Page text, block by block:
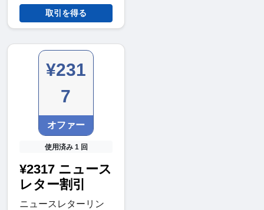
取引を得る
¥231
7
オファー
使用済み 1 回
¥2317 ニュース
レター割引
ニュースレターリン